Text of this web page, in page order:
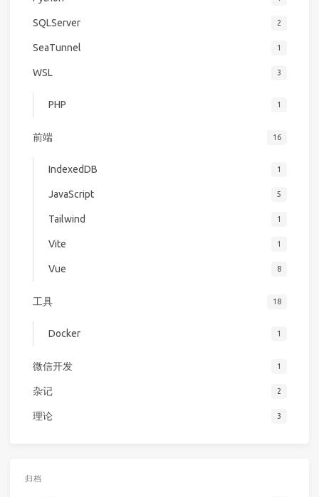
SQLServer 2
SeaTunnel 1
WSL 3
PHP 1
前端 16
IndexedDB 1
JavaScript 5
Tailwind 1
Vite 1
Vue 8
工具 18
Docker 1
微信开发 1
杂记 2
理论 3
归档